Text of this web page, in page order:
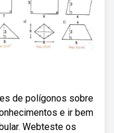
de polígonos sobre
e ir bem
Webteste os